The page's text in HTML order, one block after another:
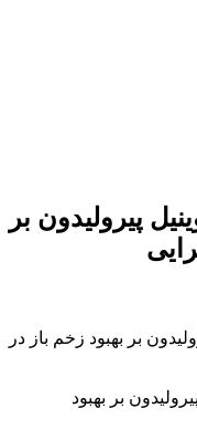
پیرولیدون بر
بر بهبود زخم باز در